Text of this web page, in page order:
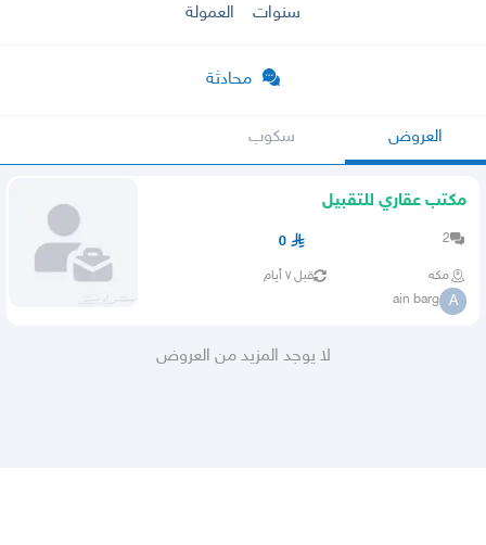
سنوات
العمولة
محادثة
العروض سكوب
مكتب عقاري للتقبيل
2
0
مكه قبل ٧ أيام
A
ain barg
لا يوجد المزيد من العروض